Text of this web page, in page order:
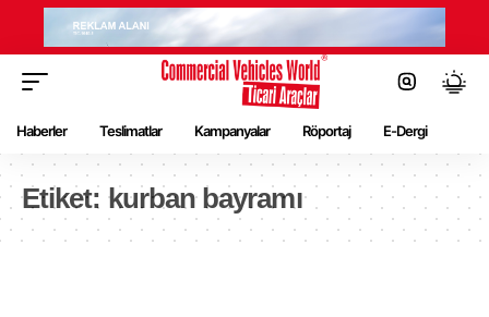
Haberler Teslimatlar Kampanyalar Röportaj E-Dergi
Etiket: kurban bayramı